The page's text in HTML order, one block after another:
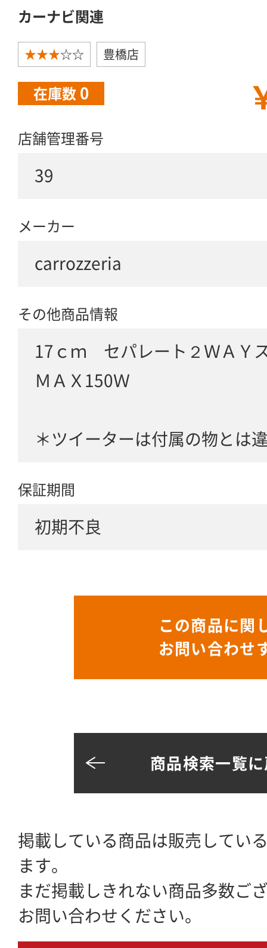
カーナビ関連
★★★☆☆ 豊橋店
在庫数 0
店舗管理番号
39
メーカー
carrozzeria
その他商品情報
17ｃｍ セパレート２ＷＡＹ
ＭＡＸ150Ｗ
＊ツイーターは付属の物とは
保証期間
初期不良
この商品に関
お問い合わせ
商品検索一覧
掲載している商品は販売してい
ます。
まだ掲載しきれない商品多数ご
お問い合わせください。